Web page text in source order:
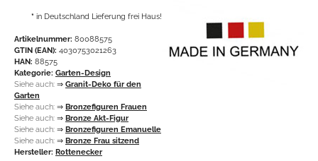
* in Deutschland Lieferung frei Haus!
Artikelnummer: 80088575
GTIN (EAN): 4030753021263
HAN: 88575
Kategorie: Garten-Design
Siehe auch: ⇒ Granit-Deko für den
Garten
Siehe auch: ⇒ Bronzefiguren Frauen
Siehe auch: ⇒ Bronze Akt-Figur
Siehe auch: ⇒ Bronzefiguren Emanuelle
Siehe auch: ⇒ Bronze Frau sitzend
Hersteller: Rottenecker